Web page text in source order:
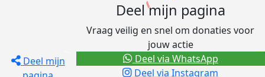
Deel mijn
Deel mijn pagina
Vraag veilig en snel om donaties voor
jouw actie
Deel via Instagram
Deel via WhatsApp